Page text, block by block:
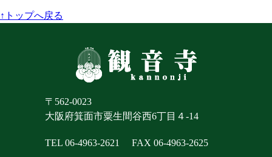
↑トップへ戻る
〒562-0023
大阪府箕面市粟生間谷西6丁目４-14
TEL 06-4963-2621 FAX 06-4963-2625